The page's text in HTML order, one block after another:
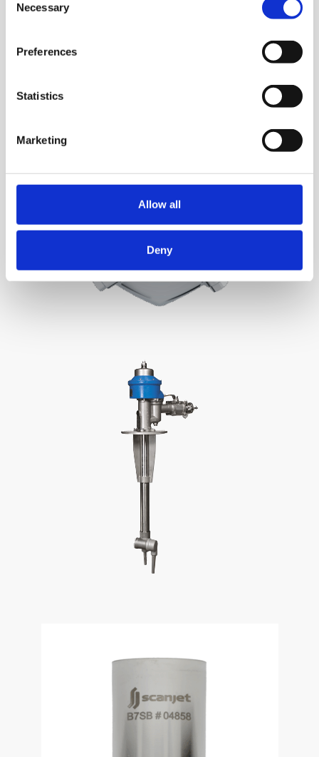
Selection
Necessary
Preferences
Statistics
Marketing
Allow all
Deny